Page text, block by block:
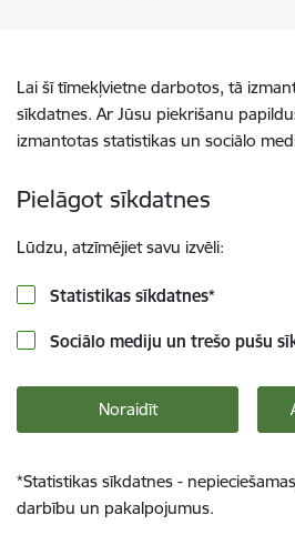
Lai šī tīmekļvietne darbotos, tā
sīkdatnes. Ar Jūsu piekrišanu
izmantotas statistikas un sociālo
Pielāgot sīkdatnes
Lūdzu, atzīmējiet savu izvēli:
Statistikas sīkdatnes*
Sociālo mediju un trešo pušu
Noraidīt
*Statistikas sīkdatnes -
darbību un pakalpojumus.